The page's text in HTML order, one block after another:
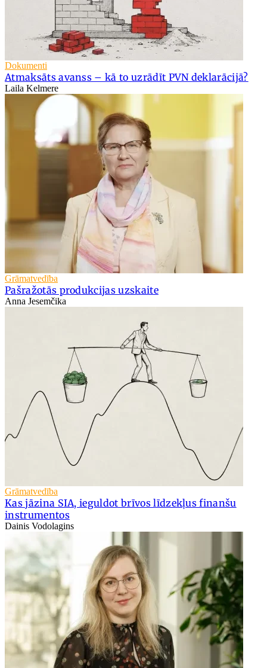
Dokumenti
Atmaksāts avanss – kā to uzrādīt PVN deklarācijā?
Laila Kelmere
Grāmatvedība
Pašražotās produkcijas uzskaite
Anna Jesemčika
Grāmatvedība
Kas jāzina SIA, ieguldot brīvos līdzekļus finanšu
instrumentos
Dainis Vodolagins